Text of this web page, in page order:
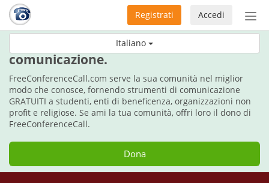
Italiano
Accedi
Registrati
Per le vacanze, fai il dono della
comunicazione.
FreeConferenceCall.com serve la sua comunità nel miglior
modo che conosce, fornendo strumenti di comunicazione
GRATUITI a studenti, enti di beneficenza, organizzazioni non
profit e religiose. Se ami la tua comunità, offri loro il dono di
FreeConferenceCall.
Dona